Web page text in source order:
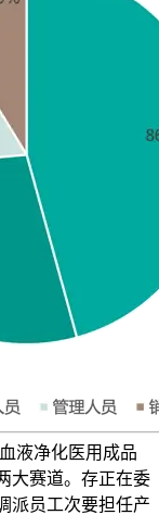
液净化医用成品
大赛道。存正在委
派员工次要担任产